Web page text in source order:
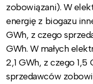
zobowiązani). W
energię z biogazu
GWh, z czego
GWh. W małych
2,1 GWh, z czego
sprzedawców